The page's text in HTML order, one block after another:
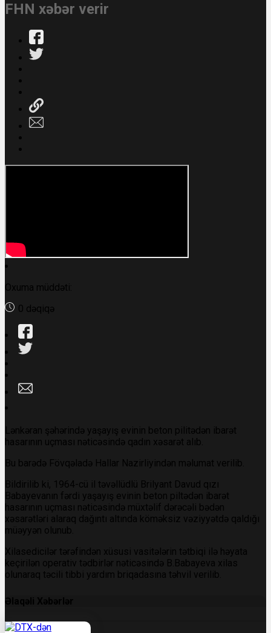
FHN xəbər verir
Oxuma müddəti:
0 dəqiqə
Lənkəran şəhərində yaşayış evinin beton pilitədən ibarət
hasarının uçması nəticəsində qadın xəsarət alıb.
Bu barədə Fövqəladə Hallar Nazirliyindən məlumat verilib.
Bildirilib ki, 1964-cü il təvəllüdlü Brilyant Davud qızı
Babayevanın fərdi yaşayış evinin beton piltədən ibarət
hasarının uçması nəticəsində müxtəlif dərəcəli bədən
xəsarətləri alaraq dağıntı altında köməksiz vəziyyətdə qaldığı
müəyyən olunub.
Xilasedicilər tərəfindən xüsusi vasitələrin tətbiqi ilə həyata
keçirilən operativ tədbirlər nəticəsində B.Babayeva xilas
olunaraq təcili tibbi yardım briqadasına təhvil verilib.
Əlaqəli Xəbərlər